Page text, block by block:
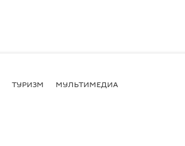
ТУРИЗМ МУЛЬТИМЕДИА